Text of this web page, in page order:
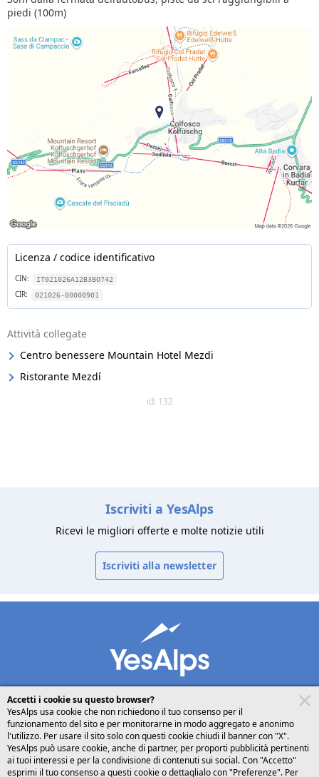
piedi (100m)
Licenza / codice identificativo
CIN: IT021026A12B3BO742
CIR: 021026-00000901
Attività collegate
Centro benessere Mountain Hotel Mezdi
Ristorante Mezdí
id: 132
Iscriviti a YesAlps
Ricevi le migliori offerte e molte notizie utili
Iscriviti alla newsletter
desktop seguici su
Italiano
Accetti i cookie su questo browser?
YesAlps usa cookie che non richiedono il tuo consenso per il
funzionamento del sito e per monitorarne in modo aggregato e anonimo
l'utilizzo. Per usare il sito solo con questi cookie chiudi il banner con "X".
YesAlps può usare cookie, anche di partner, per proporti pubblicità pertinenti
ai tuoi interessi e per la condivisione di contenuti sui social. Con "Accetto"
esprimi il tuo consenso a questi cookie o dettaglialo con "Preferenze". Per